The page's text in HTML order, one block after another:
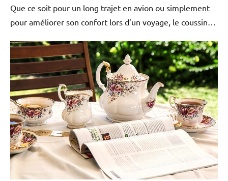
Que ce soit pour un long trajet en avion ou simplement
pour améliorer son confort lors d’un voyage, le coussin…